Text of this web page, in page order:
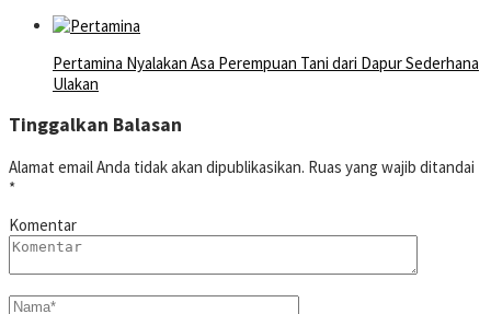
Pertamina Nyalakan Asa Perempuan Tani dari Dapur Sederhana
Ulakan
Tinggalkan Balasan
Alamat email Anda tidak akan dipublikasikan. Ruas yang wajib ditandai
*
Komentar